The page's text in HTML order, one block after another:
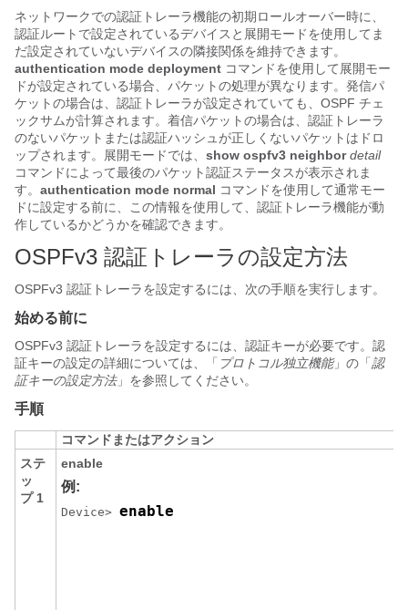
ネットワークでの認証トレーラ機能の初期ロールオーバー時に、
認証ルートで設定されているデバイスと展開モードを使用してま
だ設定されていないデバイスの隣接関係を維持できます。
authentication mode deployment コマンドを使用して展開モー
ドが設定されている場合、パケットの処理が異なります。発信パ
ケットの場合は、認証トレーラが設定されていても、OSPF チェ
ックサムが計算されます。着信パケットの場合は、認証トレーラ
のないパケットまたは認証ハッシュが正しくないパケットはドロ
ップされます。展開モードでは、 show ospfv3 neighbordetail
コマンドによって最後のパケット認証ステータスが表示されま
す。 authentication mode normal コマンドを使用して通常モー
ドに設定する前に、この情報を使用して、認証トレーラ機能が動
作しているかどうかを確認できます。
OSPFv3 認証トレーラの設定方法
OSPFv3 認証トレーラを設定するには、次の手順を実行します。
始める前に
OSPFv3 認証トレーラを設定するには、認証キーが必要です。認
証キーの設定の詳細については、「 プロトコル独立機能」の「 認
証キーの設定方法」を参照してください。
手順
コマンドまたはアクション
ステ
ッ
プ 1
enable
例:
Device> enable